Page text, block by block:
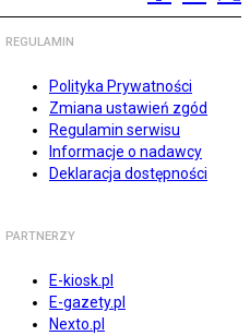
REGULAMIN
Polityka Prywatności
Zmiana ustawień zgód
Regulamin serwisu
Informacje o nadawcy
Deklaracja dostępności
PARTNERZY
E-kiosk.pl
E-gazety.pl
Nexto.pl